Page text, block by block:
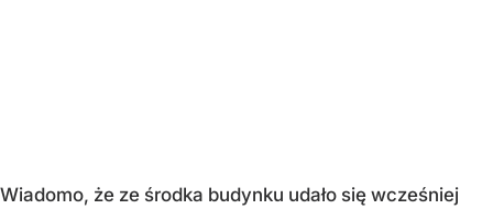
Wiadomo, że ze środka budynku udało się wcześniej